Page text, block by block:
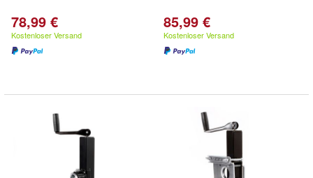
78,99 €
Kostenloser Versand
85,99 €
Kostenloser Versand